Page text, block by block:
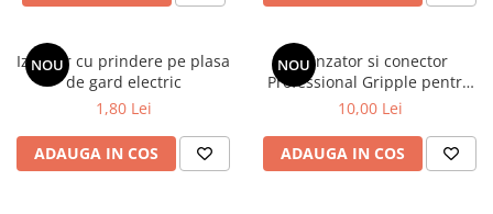
NOU
Izolator cu prindere pe plasa
de gard electric
1,80 Lei
ADAUGA IN COS
NOUIntinzator si conector
Professional Gripple pentru
sarma gard electric - Large
10,00 Lei
ADAUGA IN COS